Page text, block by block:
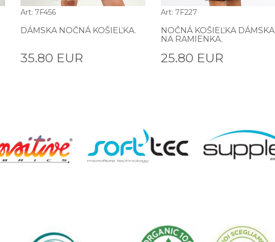
Art: 7F456
DÁMSKA NOČNÁ KOŠIEĽKA.
35.80 EUR
Art: 7F227
NOČNÁ KOŠIEĽKA DÁMSKA
NA RAMIENKA.
25.80 EUR